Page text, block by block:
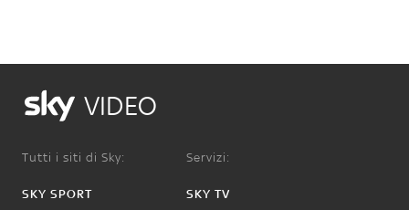
VIDEO
Tutti i siti di Sky:
SKY SPORT
Servizi:
SKY TV